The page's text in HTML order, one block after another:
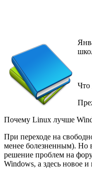
Что
Почему Linux лучше
При переходе на
менее болезненным). Но
решение проблем на
Windows, а здесь новое